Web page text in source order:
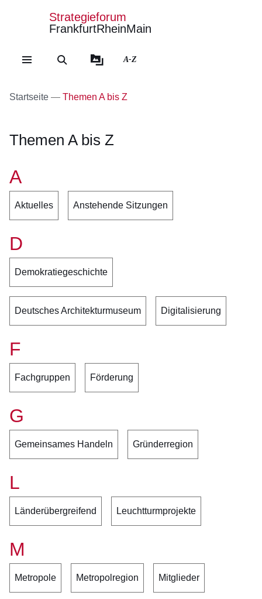
Direkt zum Kopf der
Direkt zum Inhalt
Direkt zum Fuß der
Strategieforum
FrankfurtRheinMain
A-Z
Startseite Themen A bis Z
Themen A bis Z
A
Aktuelles Anstehende Sitzungen
D
Demokratiegeschichte
Deutsches Architekturmuseum Digitalisierung
F
Fachgruppen Förderung
G
Gemeinsames Handeln Gründerregion
L
Länderübergreifend Leuchtturmprojekte
M
Metropole Metropolregion Mitglieder